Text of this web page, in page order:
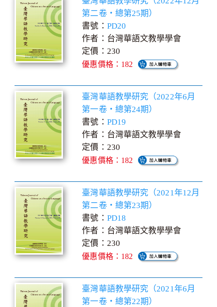
第二卷‧總第25期）
書號： PD20
作者：台灣華語文教學學會
定價：230
優惠價格：182
臺灣華語教學研究（2022年6月
第一卷‧總第24期）
書號： PD19
作者：台灣華語文教學學會
定價：230
優惠價格：182
臺灣華語教學研究（2021年12月
第二卷‧總第23期）
書號： PD18
作者：台灣華語文教學學會
定價：230
優惠價格：182
臺灣華語教學研究（2021年6月
第一卷‧總第22期）